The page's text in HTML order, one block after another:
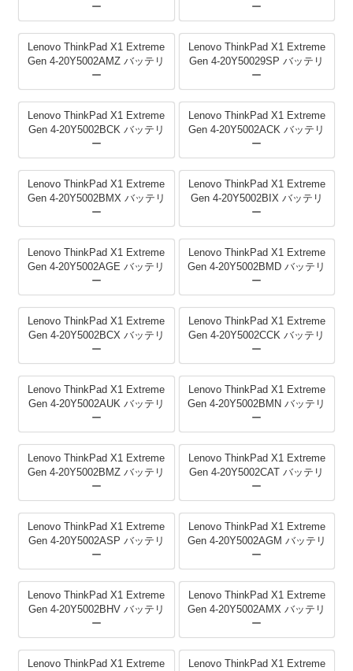
ー
ー
Lenovo ThinkPad X1 Extreme
Gen 4-20Y5002AMZ バッテリ
ー
Lenovo ThinkPad X1 Extreme
Gen 4-20Y50029SP バッテリ
ー
Lenovo ThinkPad X1 Extreme
Gen 4-20Y5002BCK バッテリ
ー
Lenovo ThinkPad X1 Extreme
Gen 4-20Y5002ACK バッテリ
ー
Lenovo ThinkPad X1 Extreme
Gen 4-20Y5002BMX バッテリ
ー
Lenovo ThinkPad X1 Extreme
Gen 4-20Y5002BIX バッテリ
ー
Lenovo ThinkPad X1 Extreme
Gen 4-20Y5002AGE バッテリ
ー
Lenovo ThinkPad X1 Extreme
Gen 4-20Y5002BMD バッテリ
ー
Lenovo ThinkPad X1 Extreme
Gen 4-20Y5002BCX バッテリ
ー
Lenovo ThinkPad X1 Extreme
Gen 4-20Y5002CCK バッテリ
ー
Lenovo ThinkPad X1 Extreme
Gen 4-20Y5002AUK バッテリ
ー
Lenovo ThinkPad X1 Extreme
Gen 4-20Y5002BMN バッテリ
ー
Lenovo ThinkPad X1 Extreme
Gen 4-20Y5002BMZ バッテリ
ー
Lenovo ThinkPad X1 Extreme
Gen 4-20Y5002CAT バッテリ
ー
Lenovo ThinkPad X1 Extreme
Gen 4-20Y5002ASP バッテリ
ー
Lenovo ThinkPad X1 Extreme
Gen 4-20Y5002AGM バッテリ
ー
Lenovo ThinkPad X1 Extreme
Gen 4-20Y5002BHV バッテリ
ー
Lenovo ThinkPad X1 Extreme
Gen 4-20Y5002AMX バッテリ
ー
Lenovo ThinkPad X1 Extreme
Lenovo ThinkPad X1 Extreme